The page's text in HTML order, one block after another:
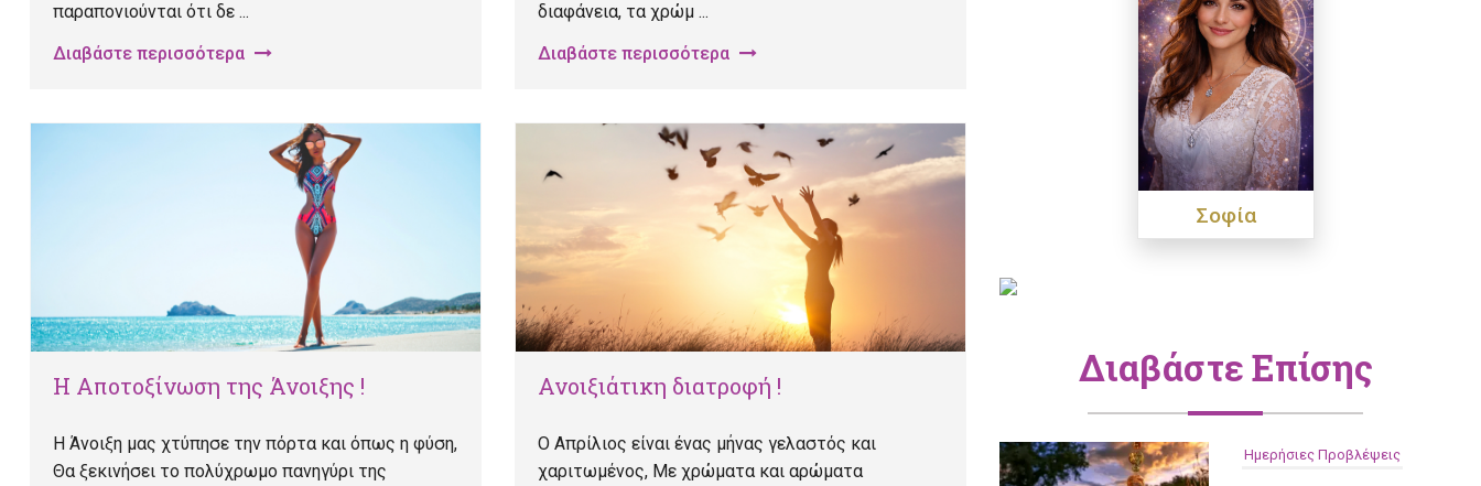
παραπονιούνται ότι δε ...
Διαβάστε περισσότερα
διαφάνεια, τα χρώμ ...
Διαβάστε περισσότερα
Η Αποτοξίνωση της Άνοιξης !
Η Άνοιξη μας χτύπησε την πόρτα και όπως η φύση,
Θα ξεκινήσει το πολύχρωμο πανηγύρι της
Ανοιξιάτικη διατροφή !
Ο Απρίλιος είναι ένας μήνας γελαστός και
χαριτωμένος, Με χρώματα και αρώματα
Σοφία
Διαβάστε Επίσης
Ημερήσιες Προβλέψεις